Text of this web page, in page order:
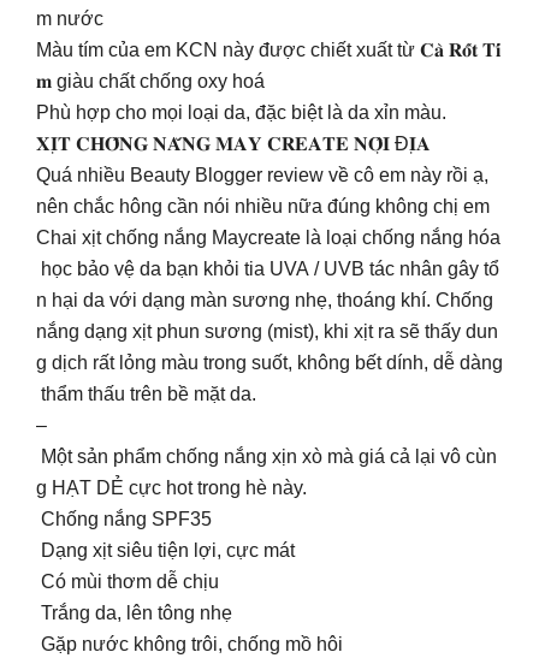
m nước
Màu tím của em KCN này được chiết xuất từ 𝐂𝐚̀ 𝐑𝐨̂́𝐭 𝐓𝐢́
𝐦 giàu chất chống oxy hoá
Phù hợp cho mọi loại da, đặc biệt là da xỉn màu.
𝐗𝐈̣𝐓 𝐂𝐇𝐎̂́𝐍𝐆 𝐍𝐀̆́𝐍𝐆 𝐌𝐀𝐘 𝐂𝐑𝐄𝐀𝐓𝐄 𝐍𝐎̣̂𝐈 Đ𝐈̣𝐀
Quá nhiều Beauty Blogger review về cô em này rồi ạ,
nên chắc hông cần nói nhiều nữa đúng không chị em
Chai xịt chống nắng Maycreate là loại chống nắng hóa
học bảo vệ da bạn khỏi tia UVA / UVB tác nhân gây tổ
n hại da với dạng màn sương nhẹ, thoáng khí. Chống
nắng dạng xịt phun sương (mist), khi xịt ra sẽ thấy dun
g dịch rất lỏng màu trong suốt, không bết dính, dễ dàng
thẩm thấu trên bề mặt da.
–
Một sản phẩm chống nắng xịn xò mà giá cả lại vô cùn
g HẠT DẺ cực hot trong hè này.
Chống nắng SPF35
Dạng xịt siêu tiện lợi, cực mát
Có mùi thơm dễ chịu
Trắng da, lên tông nhẹ
Gặp nước không trôi, chống mồ hôi